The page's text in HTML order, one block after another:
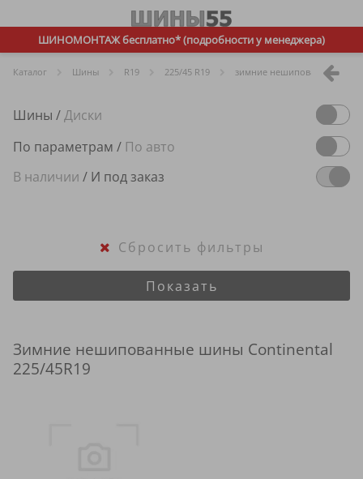
ШИНОМОНТАЖ бесплатно* (подробности у менеджера)
Каталог Шины R19 225/45 R19 зимние нешипованные
Шины /Диски
По параметрам / По авто
В наличии / И под заказ
Показать
Сбросить фильтры
Зимние нешипованные шины Continental
225/45R19